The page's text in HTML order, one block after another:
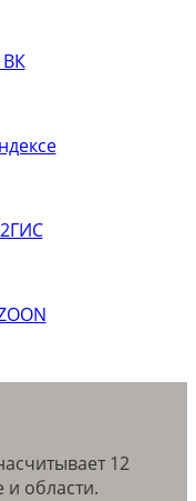
ВК
12
и области.